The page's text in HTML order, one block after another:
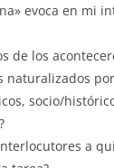
evoca en mi
de los
naturalizados
socio/
a